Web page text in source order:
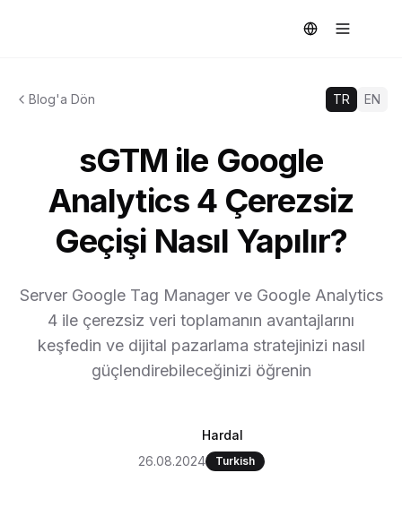
Blog'a Dön TR EN
sGTM ile Google
Analytics 4 Çerezsiz
Geçişi Nasıl Yapılır?
Server Google Tag Manager ve Google Analytics
4 ile çerezsiz veri toplamanın avantajlarını
keşfedin ve dijital pazarlama stratejinizi nasıl
güçlendirebileceğinizi öğrenin
Hardal
26.08.2024
Turkish